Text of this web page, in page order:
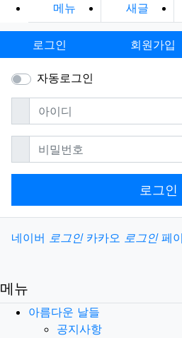
메뉴 새글
로그인 회원가입
자동로그인
아이디필수
비밀번호필수
로그인
소셜계정으로 로그
네이버 로그인 카카오 로그인 페
메뉴
아름다운 날들
공지사항